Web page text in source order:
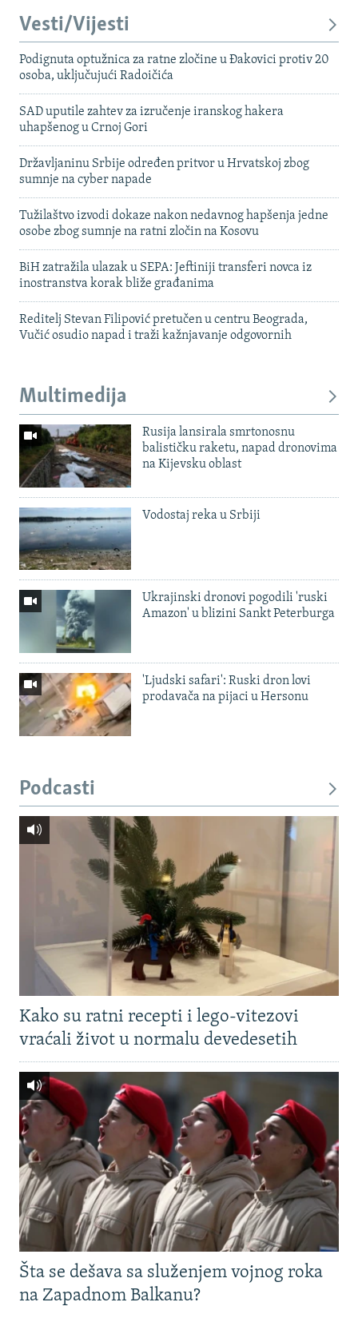
Vesti/Vijesti
Podignuta optužnica za ratne zločine u Đakovici protiv 20
osoba, uključujući Radoičića
SAD uputile zahtev za izručenje iranskog hakera
uhapšenog u Crnoj Gori
Državljaninu Srbije određen pritvor u Hrvatskoj zbog
sumnje na cyber napade
Tužilaštvo izvodi dokaze nakon nedavnog hapšenja jedne
osobe zbog sumnje na ratni zločin na Kosovu
BiH zatražila ulazak u SEPA: Jeftiniji transferi novca iz
inostranstva korak bliže građanima
Reditelj Stevan Filipović pretučen u centru Beograda,
Vučić osudio napad i traži kažnjavanje odgovornih
Multimedija
Rusija lansirala smrtonosnu
balističku raketu, napad dronovima
na Kijevsku oblast
Vodostaj reka u Srbiji
Ukrajinski dronovi pogodili 'ruski
Amazon' u blizini Sankt Peterburga
'Ljudski safari': Ruski dron lovi
prodavača na pijaci u Hersonu
Podcasti
Kako su ratni recepti i lego-vitezovi
vraćali život u normalu devedesetih
Šta se dešava sa služenjem vojnog roka
na Zapadnom Balkanu?